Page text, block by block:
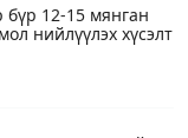
12-15 мянган
нийлүүлэх хүсэлт